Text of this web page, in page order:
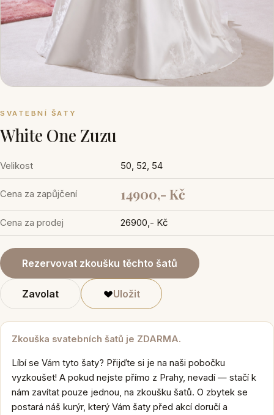
SVATEBNÍ ŠATY
White One Zuzu
Velikost 50, 52, 54
Cena za zapůjčení 14900,- Kč
Cena za prodej 26900,- Kč
Rezervovat zkoušku těchto šatů
Zavolat Uložit
Zkouška svatebních šatů je ZDARMA.
Líbí se Vám tyto šaty? Přijďte si je na naši pobočku
vyzkoušet! A pokud nejste přímo z Prahy, nevadí — stačí k
nám zavítat pouze jednou, na zkoušku šatů. O zbytek se
postará náš kurýr, který Vám šaty před akcí doručí a